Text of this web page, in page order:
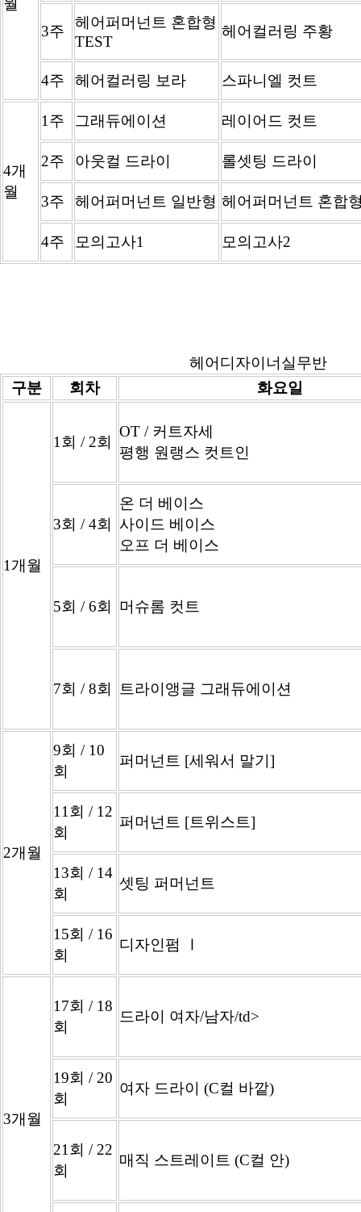
월
3주
헤어퍼머넌트 혼합형
TEST
헤어컬러링 주황
4주 헤어컬러링 보라 스파니엘 컷트
4개
월
1주 그래듀에이션 레이어드 컷트
2주 아웃컬 드라이 롤셋팅 드라이
3주 헤어퍼머넌트 일반형 헤어퍼머넌트 혼합
4주 모의고사1 모의고사2
헤어디자이너실무반
구분
회차 화요일
1개월
1회 / 2회
OT / 커트자세
평행 원랭스 컷트인
3회 / 4회
온 더 베이스
사이드 베이스
오프 더 베이스
5회 / 6회 머슈롬 컷트
7회 / 8회 트라이앵글 그래듀에이션
2개월
9회 / 10
회
퍼머넌트 [세워서 말기]
11회 / 12
회
퍼머넌트 [트위스트]
13회 / 14
회
셋팅 퍼머넌트
15회 / 16
회
디자인펌 Ⅰ
3개월
17회 / 18
회
드라이 여자/남자/td>
19회 / 20
회
여자 드라이 (C컬 바깥)
21회 / 22
회
매직 스트레이트 (C컬 안)